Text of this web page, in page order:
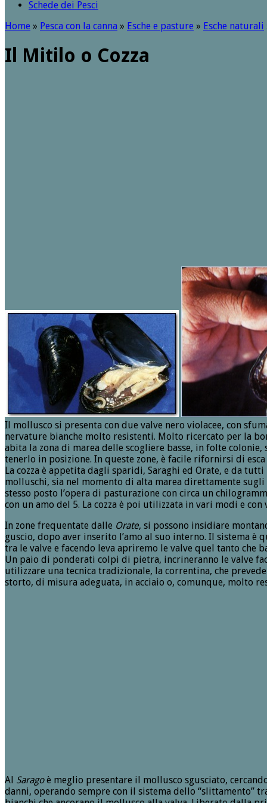
Schede dei Pesci
Home » Pesca con la canna » Esche e pasture » Esche naturali
Il Mitilo o Cozza
Il mollusco si presenta con due valve nero violacee, con
nervature bianche molto resistenti. Molto ricercato per la
abita la zona di marea delle scogliere basse, in folte
tenerlo in posizione. In queste zone, è facile rifornirsi di
La cozza è appetita dagli sparidi, Saraghi ed Orate, e da
molluschi, sia nel momento di alta marea direttamente
stesso posto l’opera di pasturazione con circa un
con un amo del 5. La cozza è poi utilizzata in vari modi e
In zone frequentate dalle Orate, si possono insidiare
guscio, dopo aver inserito l’amo al suo interno. Il sistema
tra le valve e facendo leva apriremo le valve quel tanto che
Un paio di ponderati colpi di pietra, incrineranno le valve
utilizzare una tecnica tradizionale, la correntina, che
storto, di misura adeguata, in acciaio o, comunque, molto
Al Saragoè meglio presentare il mollusco sgusciato,
danni, operando sempre con il sistema dello “slittamento”